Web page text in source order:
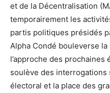
et de la Décentralisation
temporairement les
partis politiques présidés
Alpha Condé bouleverse
l’approche des
soulève des interrogations
électoral et la place des